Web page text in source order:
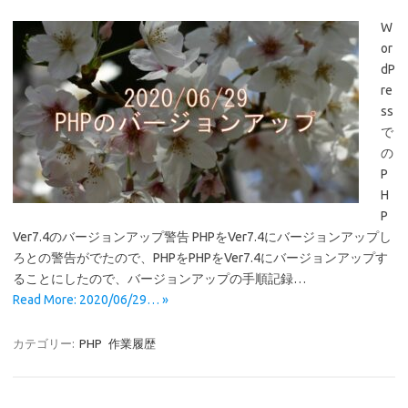
W
or
dP
re
ss
で
の
P
H
P
Ver7.4のバージョンアップ警告 PHPをVer7.4にバージョンアップし
ろとの警告がでたので、PHPをPHPをVer7.4にバージョンアップす
ることにしたので、バージョンアップの手順記録…
Read More: 2020/06/29… »
カテゴリー: PHP 作業履歴